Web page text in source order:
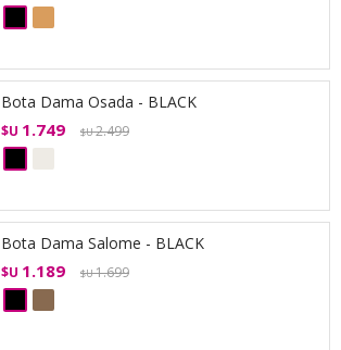
Bota Dama Osada - BLACK
$U 1.749 $U2.499
Bota Dama Salome - BLACK
$U 1.189 $U1.699